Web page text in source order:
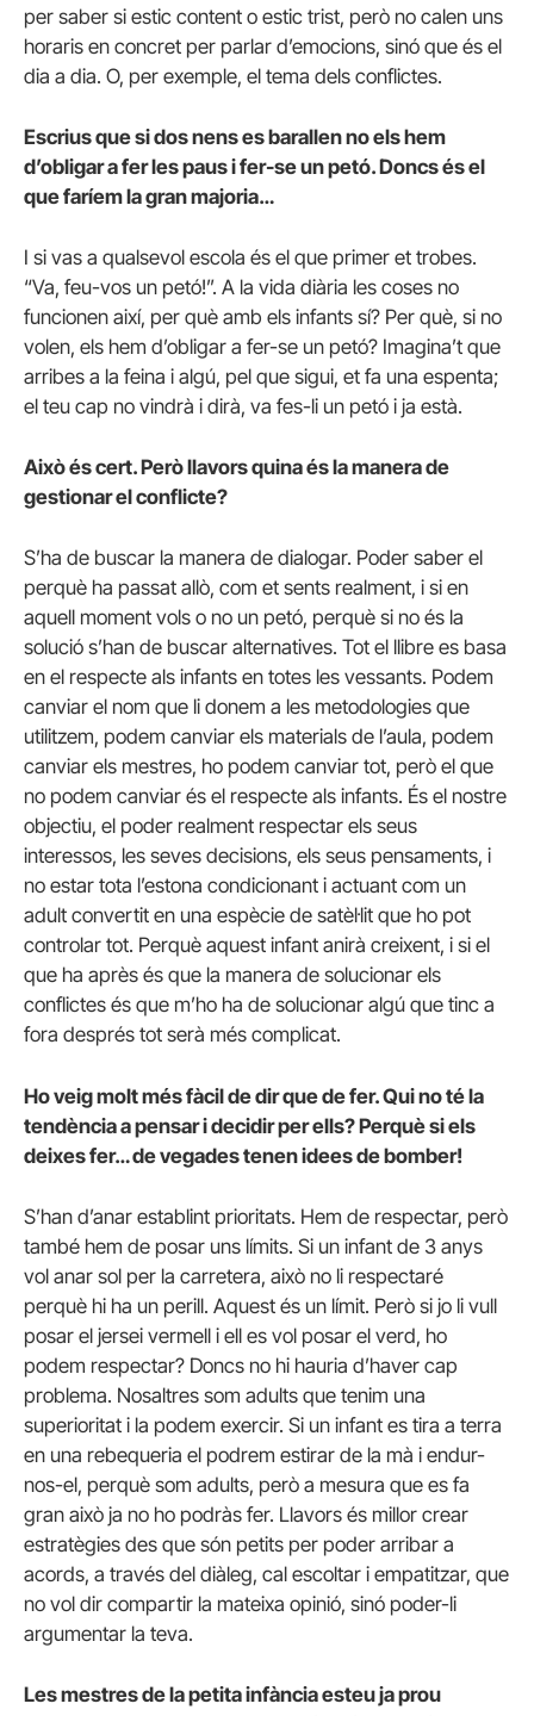
per saber si estic content o estic trist, però no calen uns
horaris en concret per parlar d’emocions, sinó que és el
dia a dia. O, per exemple, el tema dels conflictes.
Escrius que si dos nens es barallen no els hem
d’obligar a fer les paus i fer-se un petó. Doncs és el
que faríem la gran majoria…
I si vas a qualsevol escola és el que primer et trobes.
“Va, feu-vos un petó!”. A la vida diària les coses no
funcionen així, per què amb els infants sí? Per què, si no
volen, els hem d’obligar a fer-se un petó? Imagina’t que
arribes a la feina i algú, pel que sigui, et fa una espenta;
el teu cap no vindrà i dirà, va fes-li un petó i ja està.
Això és cert. Però llavors quina és la manera de
gestionar el conflicte?
S’ha de buscar la manera de dialogar. Poder saber el
perquè ha passat allò, com et sents realment, i si en
aquell moment vols o no un petó, perquè si no és la
solució s’han de buscar alternatives. Tot el llibre es basa
en el respecte als infants en totes les vessants. Podem
canviar el nom que li donem a les metodologies que
utilitzem, podem canviar els materials de l’aula, podem
canviar els mestres, ho podem canviar tot, però el que
no podem canviar és el respecte als infants. És el nostre
objectiu, el poder realment respectar els seus
interessos, les seves decisions, els seus pensaments, i
no estar tota l’estona condicionant i actuant com un
adult convertit en una espècie de satèl·lit que ho pot
controlar tot. Perquè aquest infant anirà creixent, i si el
que ha après és que la manera de solucionar els
conflictes és que m’ho ha de solucionar algú que tinc a
fora després tot serà més complicat.
Ho veig molt més fàcil de dir que de fer. Qui no té la
tendència a pensar i decidir per ells? Perquè si els
deixes fer… de vegades tenen idees de bomber!
S’han d’anar establint prioritats. Hem de respectar, però
també hem de posar uns límits. Si un infant de 3 anys
vol anar sol per la carretera, això no li respectaré
perquè hi ha un perill. Aquest és un límit. Però si jo li vull
posar el jersei vermell i ell es vol posar el verd, ho
podem respectar? Doncs no hi hauria d’haver cap
problema. Nosaltres som adults que tenim una
superioritat i la podem exercir. Si un infant es tira a terra
en una rebequeria el podrem estirar de la mà i endur-
nos-el, perquè som adults, però a mesura que es fa
gran això ja no ho podràs fer. Llavors és millor crear
estratègies des que són petits per poder arribar a
acords, a través del diàleg, cal escoltar i empatitzar, que
no vol dir compartir la mateixa opinió, sinó poder-li
argumentar la teva.
Les mestres de la petita infància esteu ja prou